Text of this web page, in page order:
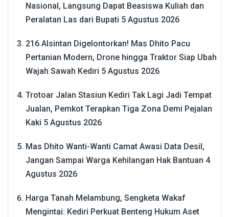
Nasional, Langsung Dapat Beasiswa Kuliah dan
Peralatan Las dari Bupati 5 Agustus 2026
216 Alsintan Digelontorkan! Mas Dhito Pacu
Pertanian Modern, Drone hingga Traktor Siap Ubah
Wajah Sawah Kediri 5 Agustus 2026
Trotoar Jalan Stasiun Kediri Tak Lagi Jadi Tempat
Jualan, Pemkot Terapkan Tiga Zona Demi Pejalan
Kaki 5 Agustus 2026
Mas Dhito Wanti-Wanti Camat Awasi Data Desil,
Jangan Sampai Warga Kehilangan Hak Bantuan 4
Agustus 2026
Harga Tanah Melambung, Sengketa Wakaf
Mengintai: Kediri Perkuat Benteng Hukum Aset